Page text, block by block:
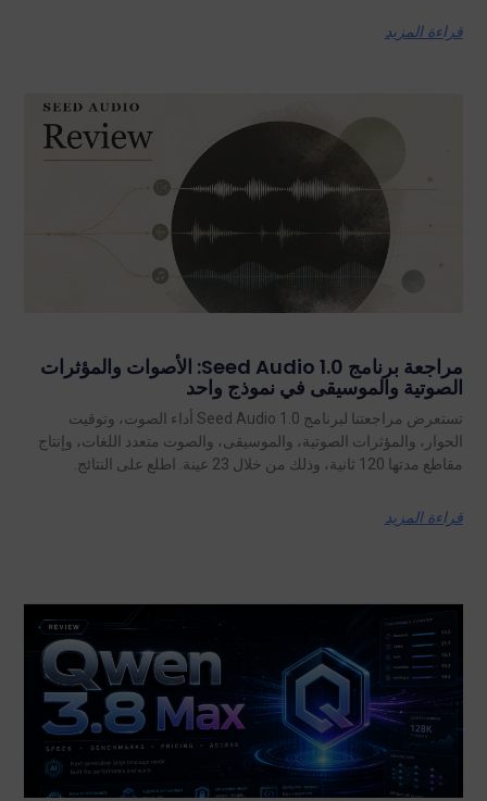
قراءة المزيد
مراجعة برنامج Seed Audio 1.0: الأصوات والمؤثرات
الصوتية والموسيقى في نموذج واحد
تستعرض مراجعتنا لبرنامج Seed Audio 1.0 أداء الصوت، وتوقيت
الحوار، والمؤثرات الصوتية، والموسيقى، والصوت متعدد اللغات، وإنتاج
مقاطع مدتها 120 ثانية، وذلك من خلال 23 عينة. اطلع على النتائج.
قراءة المزيد